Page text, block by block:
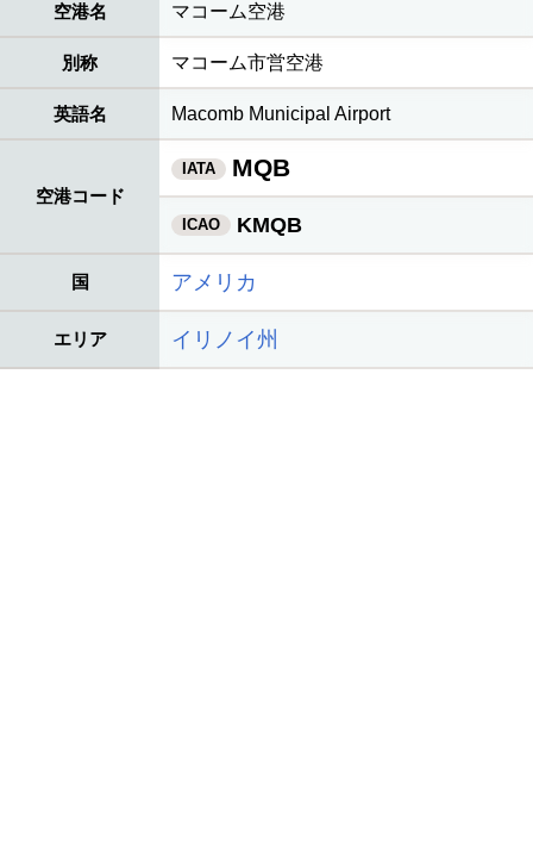
空港名 マコーム空港
別称 マコーム市営空港
英語名 Macomb Municipal Airport
空港コード
IATA MQB
ICAO KMQB
国 アメリカ
エリア イリノイ州